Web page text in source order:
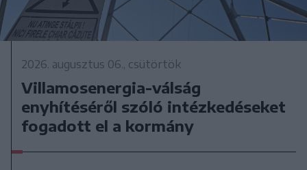
2026. augusztus 06., csütörtök
Villamosenergia-válság
enyhítéséről szóló intézkedéseket
fogadott el a kormány